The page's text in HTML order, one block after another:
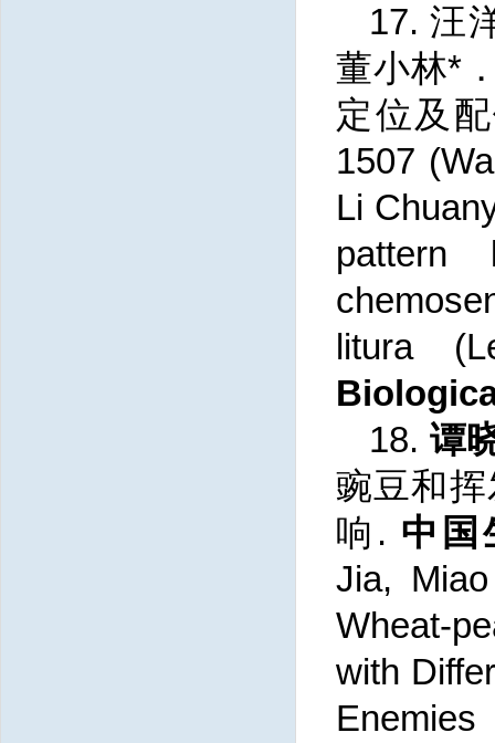
17.汪
董小林*
定位及
1507
Li
pattern
litura
18. 谭
豌豆和
响. 中国
Jia,
Wheat-
with